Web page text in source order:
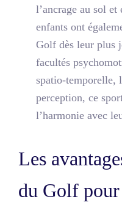
l’ancrage au sol
enfants ont
Golf dès leur plus
facultés
spatio-temporelle,
perception, ce
l’harmonie avec
Les
du Golf pour